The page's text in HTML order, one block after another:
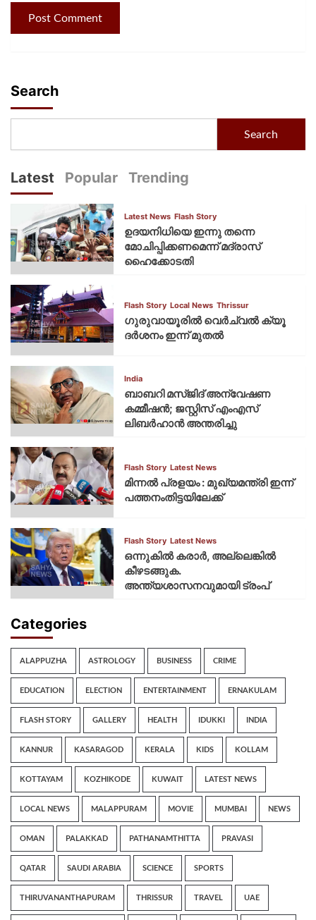
Search
Search
Latest Popular Trending
Latest News Flash Story
ഉദയനിധിയെ ഇന്നു തന്നെ
മോചിപ്പിക്കണമെന്ന് മദ്രാസ്
ഹൈക്കോടതി
Flash Story Local News Thrissur
ഗുരുവായൂരില്‍ വെര്‍ച്വല്‍ ക്യൂ
ദര്‍ശനം ഇന്ന് മുതല്‍
India
ബാബറി മസ്ജിദ് അന്വേഷണ
കമ്മീഷന്‍; ജസ്റ്റിസ് എംഎസ്
ലിബര്‍ഹാന്‍ അന്തരിച്ചു
Flash Story Latest News
മിന്നല്‍ പ്രളയം : മുഖ്യമന്ത്രി ഇന്ന്
പത്തനംതിട്ടയിലേക്ക്
Flash Story Latest News
ഒന്നുകില്‍ കരാര്‍, അല്ലെങ്കില്‍
കീഴടങ്ങുക.
അന്ത്യശാസനവുമായി ട്രംപ്
Categories
ALAPPUZHA ASTROLOGY BUSINESS CRIME
EDUCATION ELECTION ENTERTAINMENT ERNAKULAM
FLASH STORY GALLERY HEALTH IDUKKI INDIA
KANNUR KASARAGOD KERALA KIDS KOLLAM
KOTTAYAM KOZHIKODE KUWAIT LATEST NEWS
LOCAL NEWS MALAPPURAM MOVIE MUMBAI NEWS
OMAN PALAKKAD PATHANAMTHITTA PRAVASI
QATAR SAUDI ARABIA SCIENCE SPORTS
THIRUVANANTHAPURAM THRISSUR TRAVEL UAE